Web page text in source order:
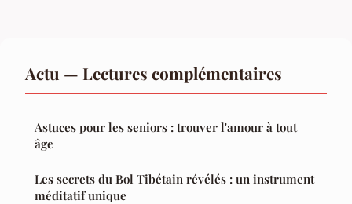
Actu — Lectures complémentaires
Astuces pour les seniors : trouver l'amour à tout
âge
Les secrets du Bol Tibétain révélés : un instrument
méditatif unique